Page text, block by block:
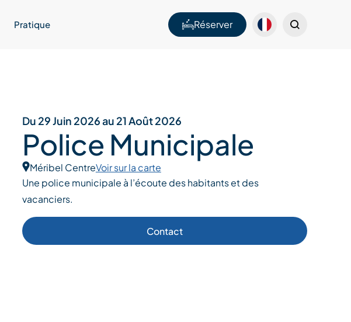
Pratique Réserver
Du 29 Juin 2026 au 21 Août 2026
Police Municipale
Méribel CentreVoir sur la carte
Une police municipale à l’écoute des habitants et des
vacanciers.
Contact